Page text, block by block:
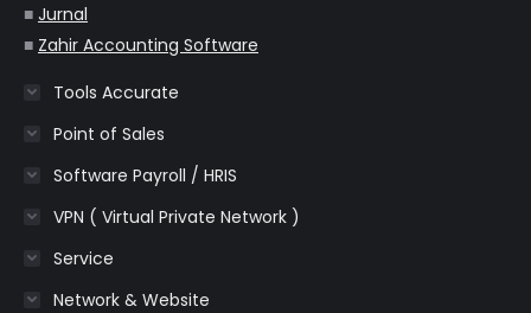
■ Jurnal
■ Zahir Accounting Software
Tools Accurate
Point of Sales
Software Payroll / HRIS
VPN ( Virtual Private Network )
Service
Network & Website